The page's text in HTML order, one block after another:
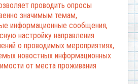
проводить опросы
значимым темам,
информационные сообщения,
настройку направления
о проводимых мероприятиях,
новостных информационных
от места проживания